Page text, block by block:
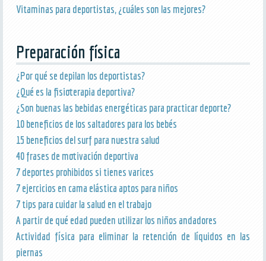
Vitaminas para deportistas, ¿cuáles son las mejores?
Preparación física
¿Por qué se depilan los deportistas?
¿Qué es la fisioterapia deportiva?
¿Son buenas las bebidas energéticas para practicar deporte?
10 beneficios de los saltadores para los bebés
15 beneficios del surf para nuestra salud
40 frases de motivación deportiva
7 deportes prohibidos si tienes varices
7 ejercicios en cama elástica aptos para niños
7 tips para cuidar la salud en el trabajo
A partir de qué edad pueden utilizar los niños andadores
Actividad física para eliminar la retención de líquidos en las
piernas